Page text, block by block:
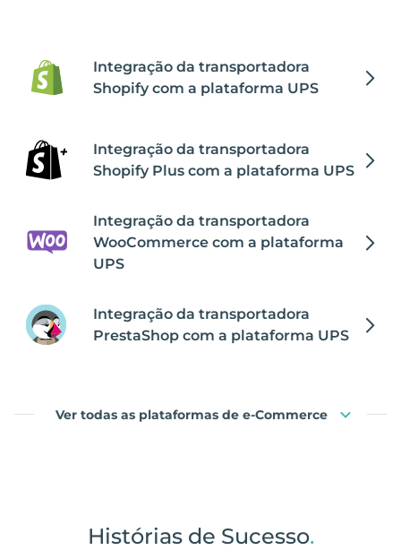
Integração da transportadora
Shopify com a plataforma UPS
Integração da transportadora
Shopify Plus com a plataforma UPS
Integração da transportadora
WooCommerce com a plataforma
UPS
Integração da transportadora
PrestaShop com a plataforma UPS
Ver todas as plataformas de e-Commerce
Histórias de Sucesso.